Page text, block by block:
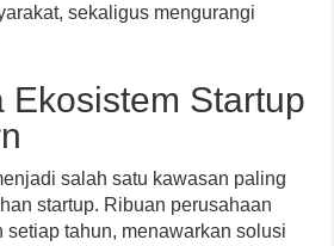
sekaligus mengurangi
Ekosistem Startup
salah satu kawasan paling
startup. Ribuan perusahaan
setiap tahun, menawarkan solusi